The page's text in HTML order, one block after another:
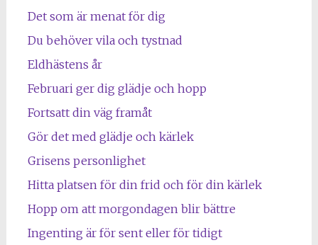
Det som är menat för dig
Du behöver vila och tystnad
Eldhästens år
Februari ger dig glädje och hopp
Fortsatt din väg framåt
Gör det med glädje och kärlek
Grisens personlighet
Hitta platsen för din frid och för din kärlek
Hopp om att morgondagen blir bättre
Ingenting är för sent eller för tidigt